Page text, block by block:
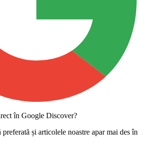
în Google Discover?
preferată și articolele noastre apar mai des în